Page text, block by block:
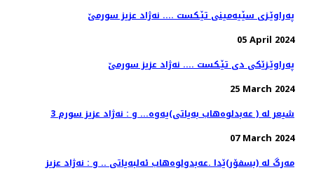
په‌راوێـزی سێیه‌مینی تێـكست .... نه‌ژاد عزیز سورمێ
05 April 2024
په‌راوێـزێكی دی تێـكست .... نه‌ژاد عزیز سورمێ
25 March 2024
3 شیعر له‌ ( عه‌بدلوه‌هاب به‌یاتی)یه‌وه‌... و : نه‌ژاد عزیز سورم
07 March 2024
مه‌رگ له‌ (بسفۆر)ێدا .عەبدولوەهاب ئەلبەیاتی .. و : نه‌ژاد عزیز